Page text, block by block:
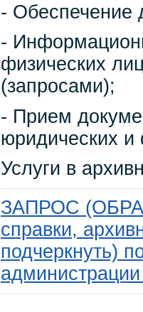
- Обеспечение
-
физических
(запросами);
- Прием
юридических и
Услуги в
ЗАПРОС
справки,
подчеркнуть)